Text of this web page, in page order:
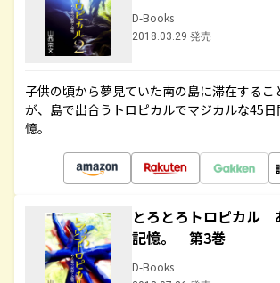
D-Books
2018.03.29 発売
子供の頃から夢見ていた南の島に滞在するこ
が、島で出合うトロピカルでマジカルな45
憶。
とろとろトロピカル
記憶。 第3巻
D-Books